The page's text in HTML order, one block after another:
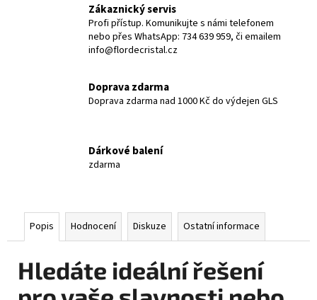
Zákaznický servis
Profi přístup. Komunikujte s námi telefonem
nebo přes WhatsApp: 734 639 959, či emailem
info@flordecristal.cz
Doprava zdarma
Doprava zdarma nad 1000 Kč do výdejen GLS
Dárkové balení
zdarma
Popis Hodnocení Diskuze Ostatní informace
Hledáte ideální řešení